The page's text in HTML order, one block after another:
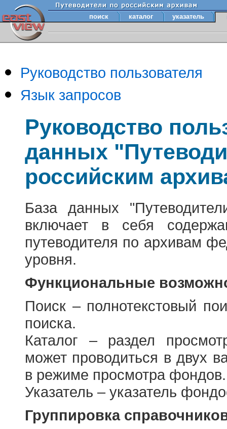
поиск каталог указатель
Руководство пользователя
Язык запросов
Руководство
данных
российским
База данных
включает в себя
путеводителя по архивам
уровня.
Функциональные
Поиск – полнотекстовый
поиска.
Каталог – раздел
может проводиться в двух
в режиме просмотра фондов.
Указатель – указатель
Группировка